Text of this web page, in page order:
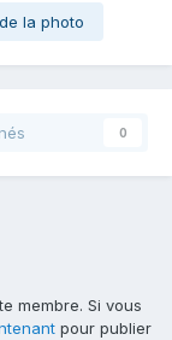
la photo
0
membre. Si vous
pour publier